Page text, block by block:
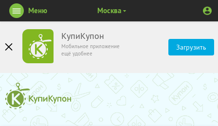
КупиКупон
Мобильное приложение
ещё удобнее
Загрузить
Меню Москва